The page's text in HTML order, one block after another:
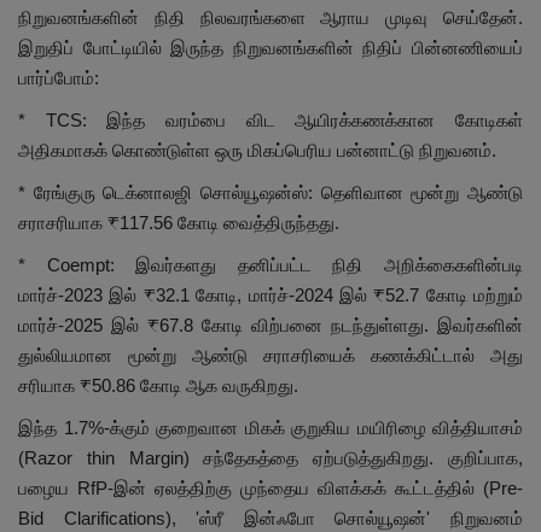
நிறுவனங்களின் நிதி நிலவரங்களை ஆராய முடிவு செய்தேன்.
இறுதிப் போட்டியில் இருந்த நிறுவனங்களின் நிதிப் பின்னணியைப்
பார்ப்போம்:
* TCS: இந்த வரம்பை விட ஆயிரக்கணக்கான கோடிகள்
அதிகமாகக் கொண்டுள்ள ஒரு மிகப்பெரிய பன்னாட்டு நிறுவனம்.
* ரேங்குரு டெக்னாலஜி சொல்யூஷன்ஸ்: தெளிவான மூன்று ஆண்டு
சராசரியாக ₹117.56 கோடி வைத்திருந்தது.
* Coempt: இவர்களது தனிப்பட்ட நிதி அறிக்கைகளின்படி
மார்ச்-2023 இல் ₹32.1 கோடி, மார்ச்-2024 இல் ₹52.7 கோடி மற்றும்
மார்ச்-2025 இல் ₹67.8 கோடி விற்பனை நடந்துள்ளது. இவர்களின்
துல்லியமான மூன்று ஆண்டு சராசரியைக் கணக்கிட்டால் அது
சரியாக ₹50.86 கோடி ஆக வருகிறது.
இந்த 1.7%-க்கும் குறைவான மிகக் குறுகிய மயிரிழை வித்தியாசம்
(Razor thin Margin) சந்தேகத்தை ஏற்படுத்துகிறது. குறிப்பாக,
பழைய RfP-இன் ஏலத்திற்கு முந்தைய விளக்கக் கூட்டத்தில் (Pre-
Bid Clarifications), 'ஸ்ரீ இன்ஃபோ சொல்யூஷன்' நிறுவனம்